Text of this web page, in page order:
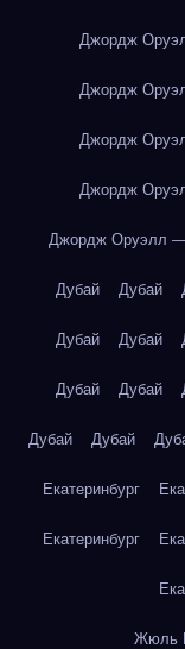
Джордж
Джордж
Джордж
Джордж
Джордж Оруэлл
Дубай Дубай
Дубай Дубай
Дубай Дубай
Дубай Дубай
Екатеринбург
Екатеринбург
Жюль